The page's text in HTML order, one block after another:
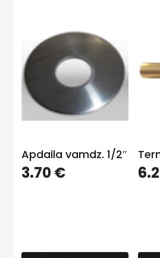
Apdaila vamdz. 1/2″
3.70€